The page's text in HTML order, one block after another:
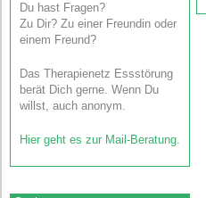
Du hast Fragen?
Zu Dir? Zu einer Freundin oder
einem Freund?
Das Therapienetz Essstörung
berät Dich gerne. Wenn Du
willst, auch anonym.
Hier geht es zur Mail-Beratung.